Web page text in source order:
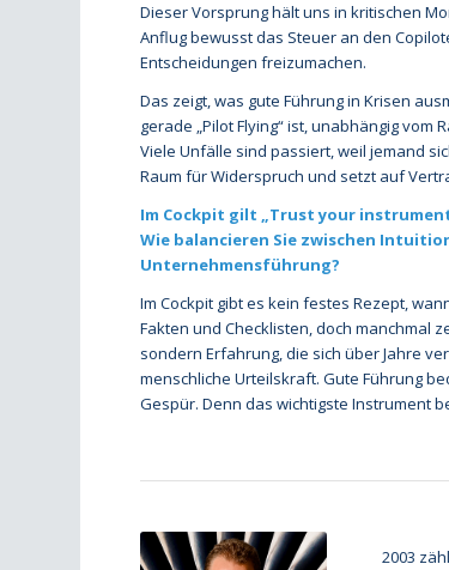
Dieser Vorsprung hält uns in kritischen
Anflug bewusst das Steuer an den
Entscheidungen freizumachen.
Das zeigt, was gute Führung in Krisen
gerade „Pilot Flying“ ist, unabhängig
Viele Unfälle sind passiert, weil jemand
Raum für Widerspruch und setzt auf
Im Cockpit gilt „Trust your
Wie balancieren Sie zwischen
Unternehmensführung?
Im Cockpit gibt es kein festes Rezept,
Fakten und Checklisten, doch manchmal
sondern Erfahrung, die sich über Jahre
menschliche Urteilskraft. Gute Führung
Gespür. Denn das wichtigste Instrument
2003